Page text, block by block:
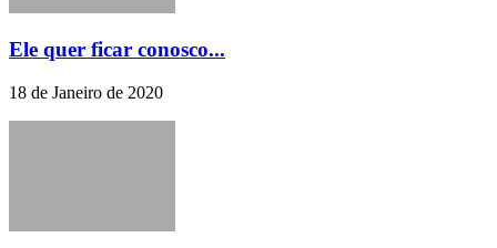
Ele quer ficar conosco...
18 de Janeiro de 2020